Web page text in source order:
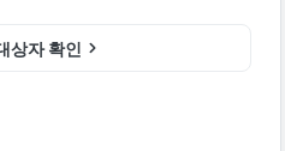
상자 확인